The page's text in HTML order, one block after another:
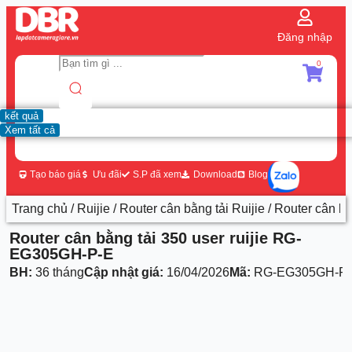
Đăng nhập
kết quả
Xem tất cả
0
Tạo báo giá Ưu đãi S.P đã xem Download Blog
Trang chủ / Ruijie / Router cân bằng tải Ruijie / Router cân
Router cân bằng tải 350 user ruijie RG-
EG305GH-P-E
BH: 36 thángCập nhật giá: 16/04/2026Mã: RG-EG305GH-